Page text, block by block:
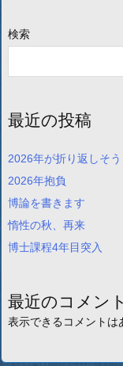
検索
最近の投稿
2026年が折り返しそう
2026年抱負
博論を書きます
惰性の秋、再来
博士課程4年目突入
最近のコメント
表示できるコメントは